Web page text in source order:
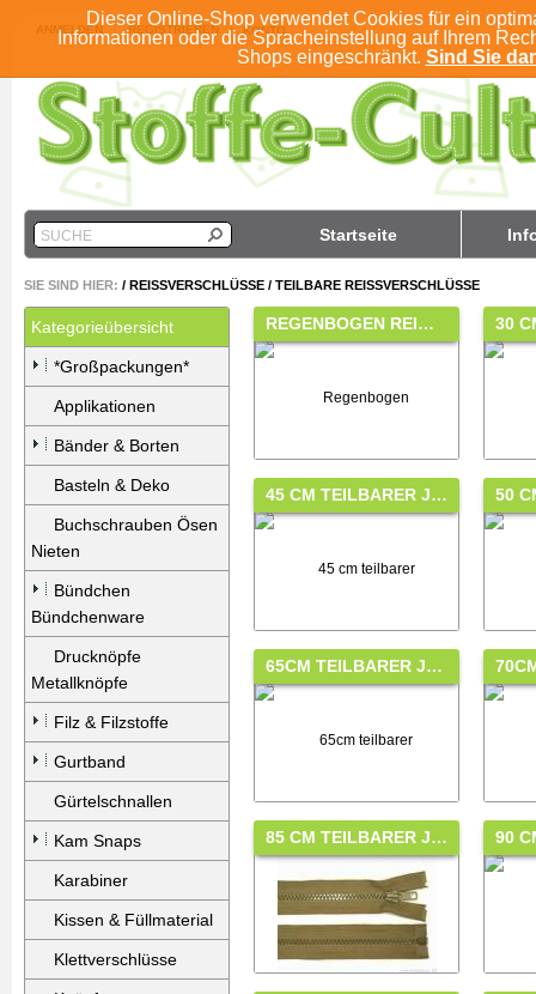
Dieser Online-Shop verwendet Cookies für ein
Informationen oder die Spracheinstellung auf Ihrem
Shops eingeschränkt. Sind Sie
ANMELDEN REGISTRIEREN KONTO
Startseite
SUCHE
SIE SIND HIER: / REISSVERSCHLÜSSE / TEILBARE REISSVERSCHLÜSSE
Kategorieübersicht
*Großpackungen*
Applikationen
Bänder & Borten
Basteln & Deko
Buchschrauben Ösen
Nieten
Bündchen
Bündchenware
Drucknöpfe
Metallknöpfe
Filz & Filzstoffe
Gurtband
Gürtelschnallen
Kam Snaps
Karabiner
Kissen & Füllmaterial
Klettverschlüsse
REGENBOGEN REI… 30
45 CM TEILBARER J… 50
65CM TEILBARER J…
85 CM TEILBARER J… 90